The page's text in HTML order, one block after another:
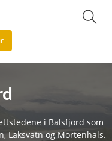
i Balsfjord som
Laksvatn og Mortenhals.